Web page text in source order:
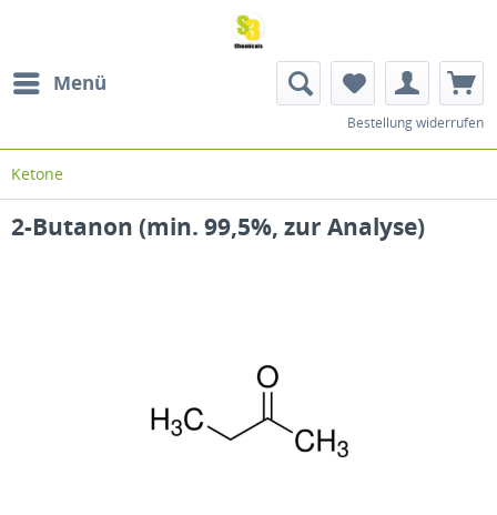
Menü
Bestellung widerrufen
Ketone
2-Butanon (min. 99,5%, zur Analyse)